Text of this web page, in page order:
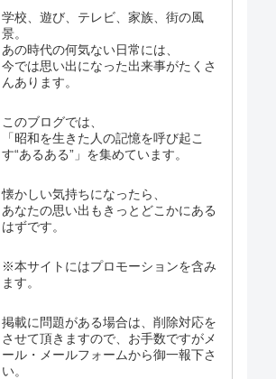
学校、遊び、テレビ、家族、街の風
景。
あの時代の何気ない日常には、
今では思い出になった出来事がたくさ
んあります。
このブログでは、
「昭和を生きた人の記憶を呼び起こ
す“あるある”」を集めています。
懐かしい気持ちになったら、
あなたの思い出もきっとどこかにある
はずです。
※本サイトにはプロモーションを含み
ます。
掲載に問題がある場合は、削除対応を
させて頂きますので、お手数ですがメ
ール・メールフォームから御一報下さ
い。